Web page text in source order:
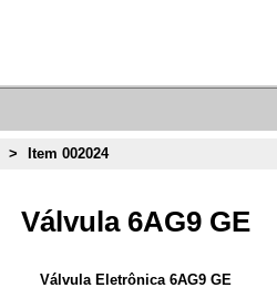
> Item 002024
Válvula 6AG9 GE
Válvula Eletrônica 6AG9 GE